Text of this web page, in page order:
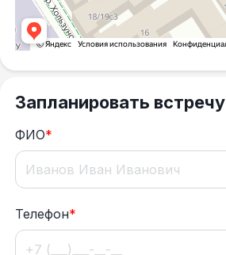
Запланировать встречу
ФИО*
Телефон*